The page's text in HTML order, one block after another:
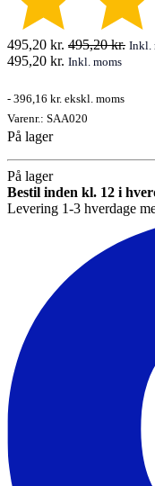
495,20 kr. 495,20kr. Inkl.
495,20 kr. Inkl. moms
- 396,16 kr. ekskl. moms
Varenr.: SAA020
På lager
På lager
Bestil inden kl. 12 i
Levering 1-3 hverdage